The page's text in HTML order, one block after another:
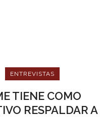
ENTREVISTAS
TIENE COMO
RESPALDAR A